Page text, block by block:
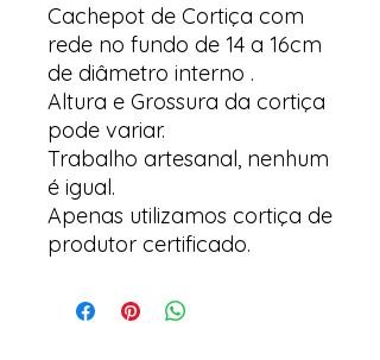
Cachepot de Cortiça com
rede no fundo de 14 a 16cm
de diâmetro interno .
Altura e Grossura da cortiça
pode variar.
Trabalho artesanal, nenhum
é igual.
Apenas utilizamos cortiça de
produtor certificado.